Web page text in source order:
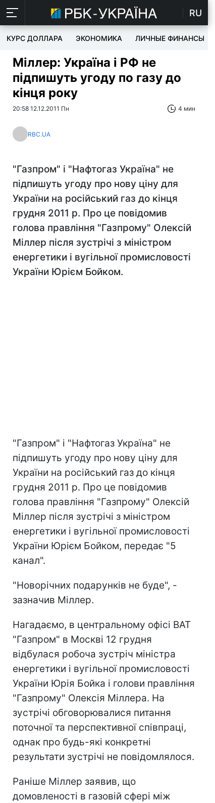
RU
КУРС ДОЛЛАРА ЭКОНОМИКА ЛИЧНЫЕ ФИНАНСЫ
Міллер: Україна і РФ не
підпишуть угоду по газу до
кінця року
20:58 12.12.2011 Пн 4 мин
RBC.UA
"Газпром" і "Нафтогаз Україна" не
підпишуть угоду про нову ціну для
України на російський газ до кінця
грудня 2011 р. Про це повідомив
голова правління "Газпрому" Олексій
Міллер після зустрічі з міністром
енергетики і вугільної промисловості
України Юрієм Бойком.
"Газпром" і "Нафтогаз Україна" не
підпишуть угоду про нову ціну для
України на російський газ до кінця
грудня 2011 р. Про це повідомив
голова правління "Газпрому" Олексій
Міллер після зустрічі з міністром
енергетики і вугільної промисловості
України Юрієм Бойком, передає "5
канал".
"Новорічних подарунків не буде", -
зазначив Міллер.
Нагадаємо, в центральному офісі ВАТ
"Газпром" в Москві 12 грудня
відбулася робоча зустріч міністра
енергетики і вугільної промисловості
України Юрія Бойка і голови правління
"Газпрому" Олексія Міллера. На
зустрічі обговорювалися питання
поточної та перспективної співпраці,
однак про будь-які конкретні
результати зустрічі не повідомлялося.
Раніше Міллер заявив, що
домовленості в газовій сфері між